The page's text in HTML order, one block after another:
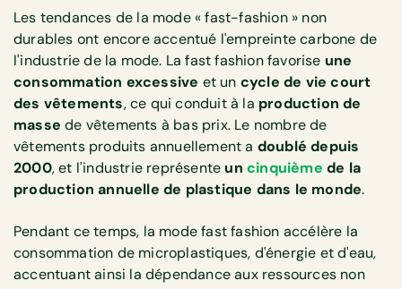
Les tendances de la mode « fast-fashion » non
durables ont encore accentué l'empreinte carbone de
l'industrie de la mode. La fast fashion favorise une
consommation excessive et un cycle de vie court
des vêtements, ce qui conduit à la production de
masse de vêtements à bas prix. Le nombre de
vêtements produits annuellement a doublé depuis
2000, et l'industrie représente un cinquième de la
production annuelle de plastique dans le monde.
Pendant ce temps, la mode fast fashion accélère la
consommation de microplastiques, d'énergie et d'eau,
accentuant ainsi la dépendance aux ressources non